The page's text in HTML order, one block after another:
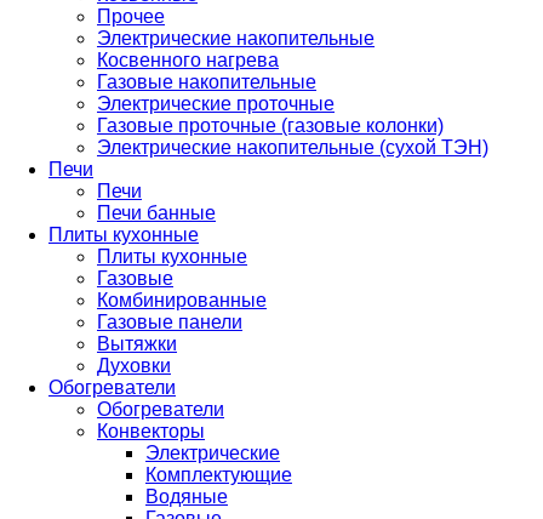
Прочее
Электрические накопительные
Косвенного нагрева
Газовые накопительные
Электрические проточные
Газовые проточные (газовые колонки)
Электрические накопительные (сухой ТЭН)
Печи
Печи
Печи банные
Плиты кухонные
Плиты кухонные
Газовые
Комбинированные
Газовые панели
Вытяжки
Духовки
Обогреватели
Обогреватели
Конвекторы
Электрические
Комплектующие
Водяные